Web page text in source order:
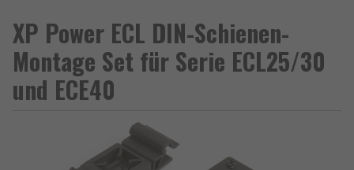
XP Power ECL DIN-Schienen-
Montage Set für Serie ECL25/30
und ECE40